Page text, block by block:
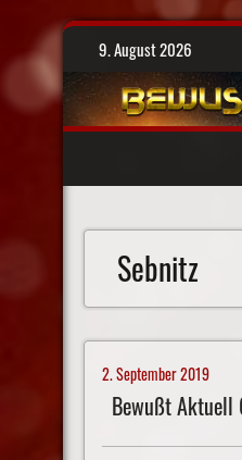
Skip
9. August 2026
Sebnitz
2. September 2019
Bewußt Aktuell